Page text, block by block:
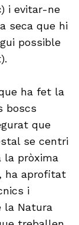
i evitar-ne
seca que hi
possible
ha fet la
boscs
que
se centri
la pròxima
ha aprofitat
i
la Natura